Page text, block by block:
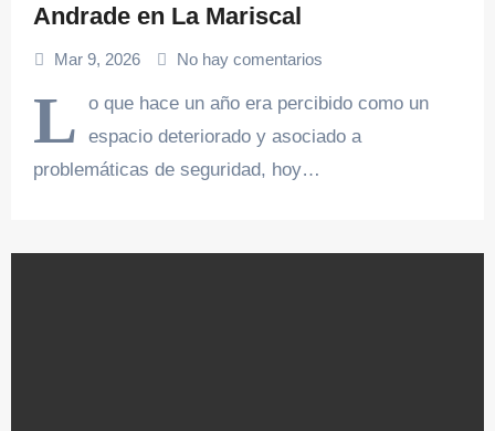
Andrade en La Mariscal
Mar 9, 2026 No hay comentarios
L
o que hace un año era percibido como un
espacio deteriorado y asociado a
problemáticas de seguridad, hoy…